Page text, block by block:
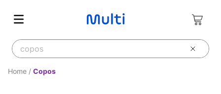
O que você deseja buscar?
Copos